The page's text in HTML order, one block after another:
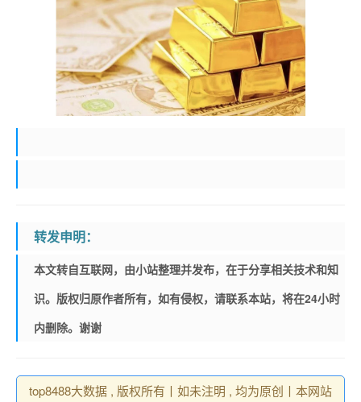
转发申明：
本文转自互联网，由小站整理并发布，在于分享相关技术和知
识。版权归原作者所有，如有侵权，请联系本站，将在24小时
内删除。谢谢
top8488大数据 , 版权所有丨如未注明 , 均为原创丨本网站